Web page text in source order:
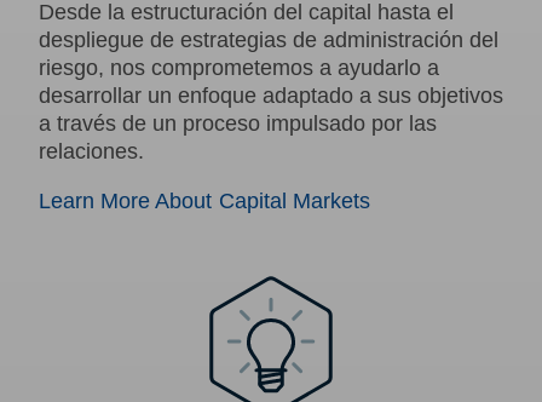
Desde la estructuración del capital hasta el
despliegue de estrategias de administración del
riesgo, nos comprometemos a ayudarlo a
desarrollar un enfoque adaptado a sus objetivos
a través de un proceso impulsado por las
relaciones.
Learn More About Capital Markets